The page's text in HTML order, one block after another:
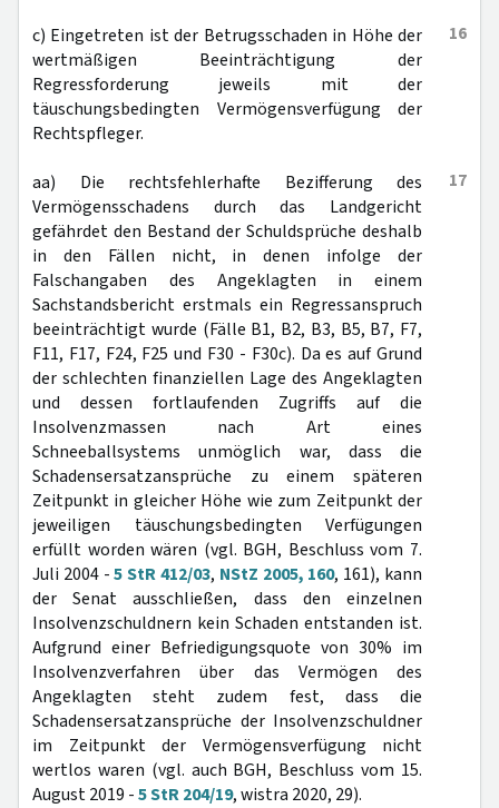
16
c) Eingetreten ist der Betrugsschaden in Höhe der
wertmäßigen Beeinträchtigung der
Regressforderung jeweils mit der
täuschungsbedingten Vermögensverfügung der
Rechtspfleger.
17
aa) Die rechtsfehlerhafte Bezifferung des
Vermögensschadens durch das Landgericht
gefährdet den Bestand der Schuldsprüche deshalb
in den Fällen nicht, in denen infolge der
Falschangaben des Angeklagten in einem
Sachstandsbericht erstmals ein Regressanspruch
beeinträchtigt wurde (Fälle B1, B2, B3, B5, B7, F7,
F11, F17, F24, F25 und F30 - F30c). Da es auf Grund
der schlechten finanziellen Lage des Angeklagten
und dessen fortlaufenden Zugriffs auf die
Insolvenzmassen nach Art eines
Schneeballsystems unmöglich war, dass die
Schadensersatzansprüche zu einem späteren
Zeitpunkt in gleicher Höhe wie zum Zeitpunkt der
jeweiligen täuschungsbedingten Verfügungen
erfüllt worden wären (vgl. BGH, Beschluss vom 7.
Juli 2004 -5 StR 412/03, NStZ 2005, 160, 161), kann
der Senat ausschließen, dass den einzelnen
Insolvenzschuldnern kein Schaden entstanden ist.
Aufgrund einer Befriedigungsquote von 30% im
Insolvenzverfahren über das Vermögen des
Angeklagten steht zudem fest, dass die
Schadensersatzansprüche der Insolvenzschuldner
im Zeitpunkt der Vermögensverfügung nicht
wertlos waren (vgl. auch BGH, Beschluss vom 15.
August 2019 -5 StR 204/19, wistra 2020, 29).